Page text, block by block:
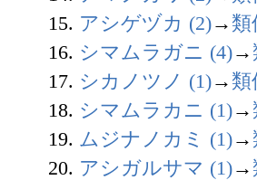
15. アシゲヅカ (2)→ 類
16. シマムラガニ (4)→
17. シカノツノ (1)→ 類
18. シマムラカニ (1)→
19. ムジナノカミ (1)→
20. アシガルサマ (1)→